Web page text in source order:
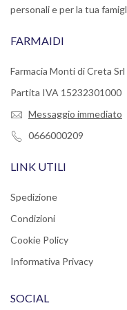
personali e per la tua
FARMAIDI
Farmacia Monti di Creta Srl
Partita IVA 15232301000
Messaggio immediato
0666000209
LINK UTILI
Spedizione
Condizioni
Cookie Policy
Informativa Privacy
SOCIAL